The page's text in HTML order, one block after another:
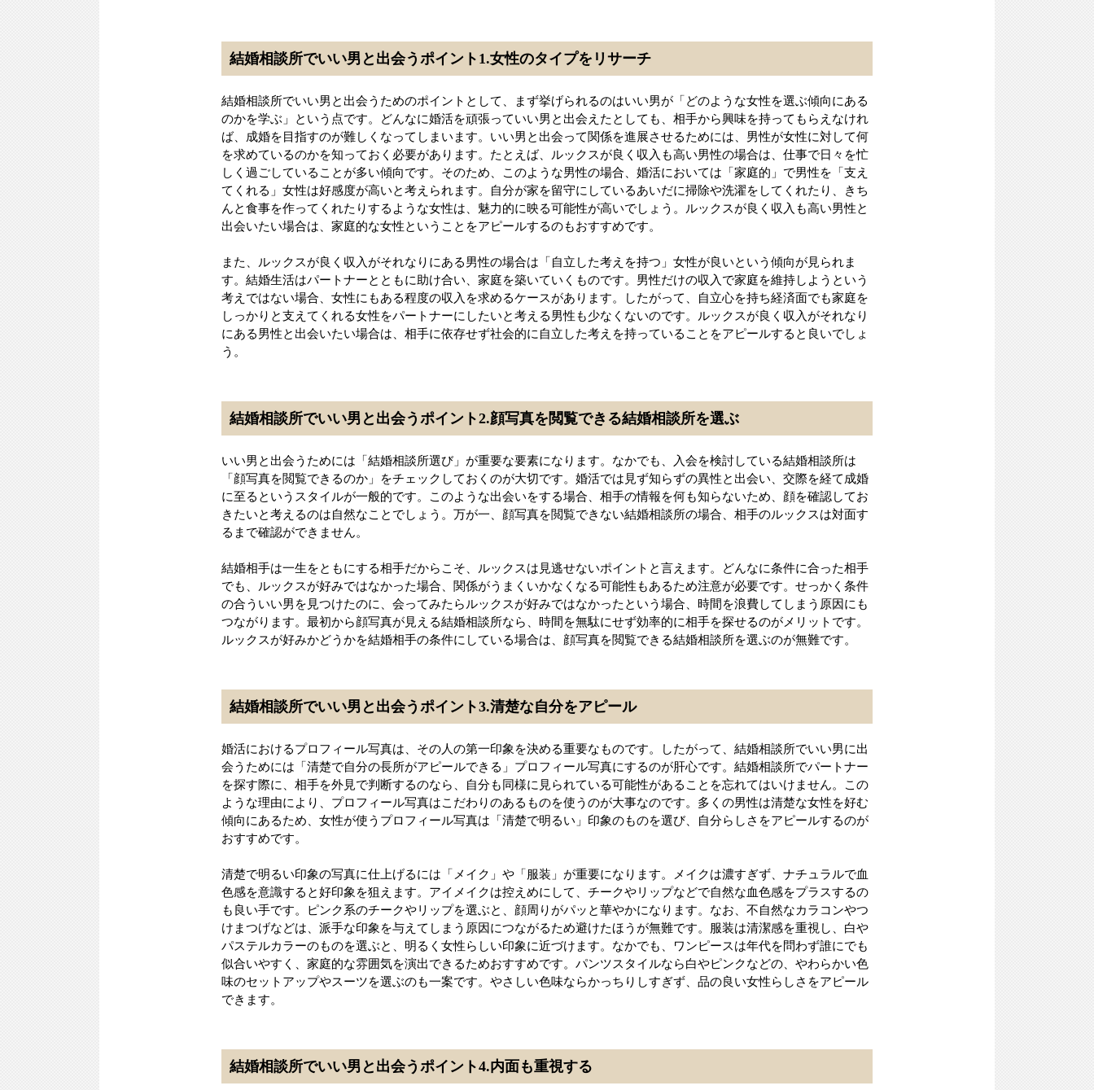
結婚相談所でいい男と出会うポイント1.女性のタイプをリサーチ
結婚相談所でいい男と出会うためのポイントとして、まず挙げられるのはいい男が「どのような女性を選ぶ傾向にある
のかを学ぶ」という点です。どんなに婚活を頑張っていい男と出会えたとしても、相手から興味を持ってもらえなけれ
ば、成婚を目指すのが難しくなってしまいます。いい男と出会って関係を進展させるためには、男性が女性に対して何
を求めているのかを知っておく必要があります。たとえば、ルックスが良く収入も高い男性の場合は、仕事で日々を忙
しく過ごしていることが多い傾向です。そのため、このような男性の場合、婚活においては「家庭的」で男性を「支え
てくれる」女性は好感度が高いと考えられます。自分が家を留守にしているあいだに掃除や洗濯をしてくれたり、きち
んと食事を作ってくれたりするような女性は、魅力的に映る可能性が高いでしょう。ルックスが良く収入も高い男性と
出会いたい場合は、家庭的な女性ということをアピールするのもおすすめです。
また、ルックスが良く収入がそれなりにある男性の場合は「自立した考えを持つ」女性が良いという傾向が見られま
す。結婚生活はパートナーとともに助け合い、家庭を築いていくものです。男性だけの収入で家庭を維持しようという
考えではない場合、女性にもある程度の収入を求めるケースがあります。したがって、自立心を持ち経済面でも家庭を
しっかりと支えてくれる女性をパートナーにしたいと考える男性も少なくないのです。ルックスが良く収入がそれなり
にある男性と出会いたい場合は、相手に依存せず社会的に自立した考えを持っていることをアピールすると良いでしょ
う。
結婚相談所でいい男と出会うポイント2.顔写真を閲覧できる結婚相談所を選ぶ
いい男と出会うためには「結婚相談所選び」が重要な要素になります。なかでも、入会を検討している結婚相談所は
「顔写真を閲覧できるのか」をチェックしておくのが大切です。婚活では見ず知らずの異性と出会い、交際を経て成婚
に至るというスタイルが一般的です。このような出会いをする場合、相手の情報を何も知らないため、顔を確認してお
きたいと考えるのは自然なことでしょう。万が一、顔写真を閲覧できない結婚相談所の場合、相手のルックスは対面す
るまで確認ができません。
結婚相手は一生をともにする相手だからこそ、ルックスは見逃せないポイントと言えます。どんなに条件に合った相手
でも、ルックスが好みではなかった場合、関係がうまくいかなくなる可能性もあるため注意が必要です。せっかく条件
の合ういい男を見つけたのに、会ってみたらルックスが好みではなかったという場合、時間を浪費してしまう原因にも
つながります。最初から顔写真が見える結婚相談所なら、時間を無駄にせず効率的に相手を探せるのがメリットです。
ルックスが好みかどうかを結婚相手の条件にしている場合は、顔写真を閲覧できる結婚相談所を選ぶのが無難です。
結婚相談所でいい男と出会うポイント3.清楚な自分をアピール
婚活におけるプロフィール写真は、その人の第一印象を決める重要なものです。したがって、結婚相談所でいい男に出
会うためには「清楚で自分の長所がアピールできる」プロフィール写真にするのが肝心です。結婚相談所でパートナー
を探す際に、相手を外見で判断するのなら、自分も同様に見られている可能性があることを忘れてはいけません。この
ような理由により、プロフィール写真はこだわりのあるものを使うのが大事なのです。多くの男性は清楚な女性を好む
傾向にあるため、女性が使うプロフィール写真は「清楚で明るい」印象のものを選び、自分らしさをアピールするのが
おすすめです。
清楚で明るい印象の写真に仕上げるには「メイク」や「服装」が重要になります。メイクは濃すぎず、ナチュラルで血
色感を意識すると好印象を狙えます。アイメイクは控えめにして、チークやリップなどで自然な血色感をプラスするの
も良い手です。ピンク系のチークやリップを選ぶと、顔周りがパッと華やかになります。なお、不自然なカラコンやつ
けまつげなどは、派手な印象を与えてしまう原因につながるため避けたほうが無難です。服装は清潔感を重視し、白や
パステルカラーのものを選ぶと、明るく女性らしい印象に近づけます。なかでも、ワンピースは年代を問わず誰にでも
似合いやすく、家庭的な雰囲気を演出できるためおすすめです。パンツスタイルなら白やピンクなどの、やわらかい色
味のセットアップやスーツを選ぶのも一案です。やさしい色味ならかっちりしすぎず、品の良い女性らしさをアピール
できます。
結婚相談所でいい男と出会うポイント4.内面も重視する